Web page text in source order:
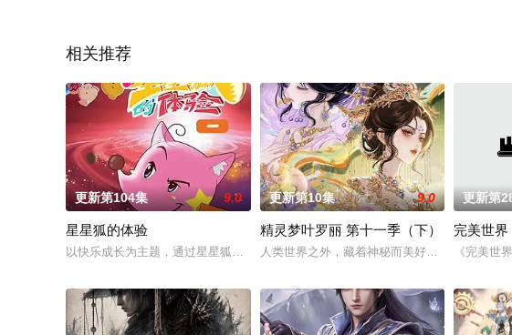
相关推荐
更新第104集 9.0
星星狐的体验
以快乐成长为主题，通过星星狐演绎不同的职业角色，帮助了孩子们了解职业，带领
更新第10集 9.0
精灵梦叶罗丽 第十一季（下）
人类世界之外，藏着神秘而美好的叶罗丽仙境
更新第
完美世界
《完美世